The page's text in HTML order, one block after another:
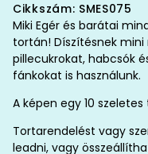
Cikkszám: SMES075
Miki Egér és barátai
tortán! Díszítésnek
pillecukrokat, habcsók
fánkokat is használunk.
A képen egy 10
Tortarendelést vagy
leadni, vagy